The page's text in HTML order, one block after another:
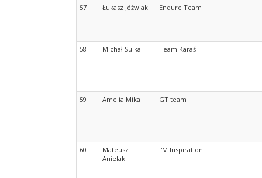
57 Łukasz Jóźwiak Endure Team
58 Michał Sulka Team Karaś
59 Amelia Mika GT team
60
Mateusz
Anielak
I'M Inspiration